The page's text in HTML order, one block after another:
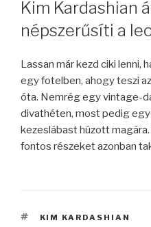
Kim Kardashian
népszerűsíti a
Lassan már kezd ciki lenni,
egy fotelben, ahogy teszi
óta. Nemrég egy vintage-
divathéten, most pedig
kezeslábast húzott
fontos részeket azonban
CÍMKÉK
KIM KARDASHIAN